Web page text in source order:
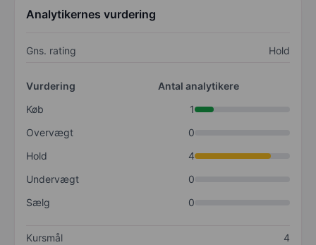
Analytikernes vurdering
Gns. rating Hold
Vurdering
Antal analytikere
Køb
1
Overvægt
0
Hold
4
Undervægt
0
Sælg
0
Kursmål
4